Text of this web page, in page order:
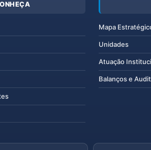
Mapa
Unidades
Atuação
Balanços e